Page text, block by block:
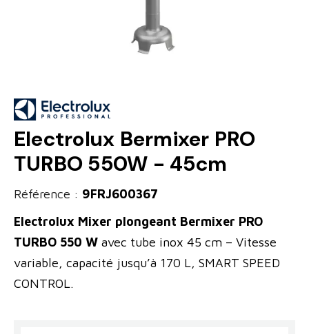
Electrolux Bermixer PRO
TURBO 550W - 45cm
Référence : 9FRJ600367
Electrolux Mixer plongeant Bermixer PRO
TURBO 550 Wavec tube inox 45 cm – Vitesse
variable, capacité jusqu’à 170 L, SMART SPEED
CONTROL.